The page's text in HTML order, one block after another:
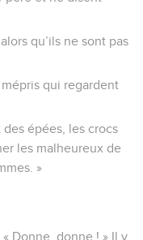
qu’ils ne sont pas
qui regardent
épées, les crocs
les malheureux de
»
Donne, donne ! » Il y